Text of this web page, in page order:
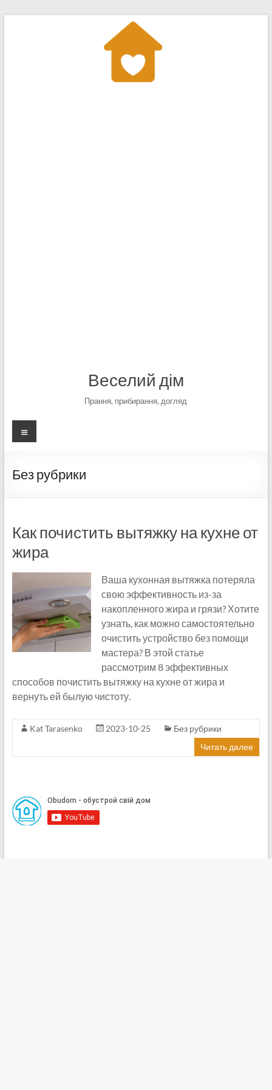
Веселий дім
Прання, прибирання, догляд
Меню
Без рубрики
Как почистить вытяжку на кухне от
жира
Ваша кухонная вытяжка потеряла
свою эффективность из-за
накопленного жира и грязи? Хотите
узнать, как можно самостоятельно
очистить устройство без помощи
мастера? В этой статье
рассмотрим 8 эффективных
способов почистить вытяжку на кухне от жира и
вернуть ей былую чистоту.
Kat Tarasenko 2023-10-25
Без рубрики
Читать далее